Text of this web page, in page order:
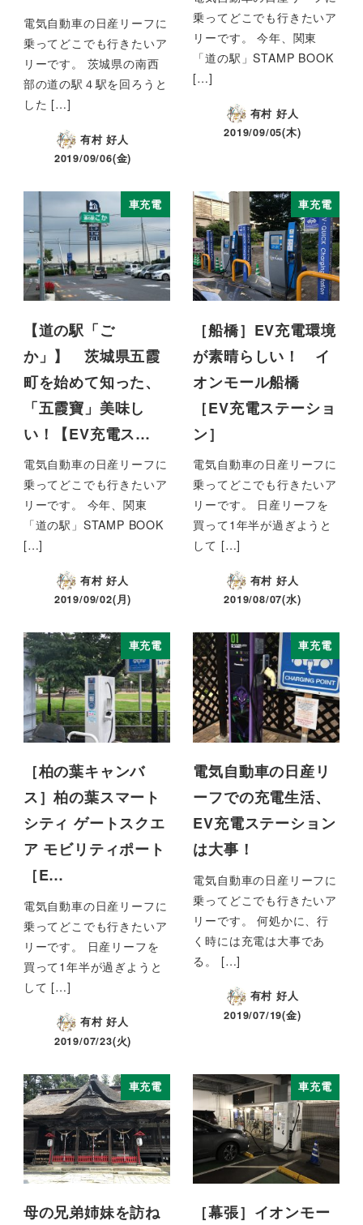
電気自動車の日産リーフに
乗ってどこでも行きたいア
リーです。 茨城県の南西
部の道の駅４駅を回ろうと
した […]
有村 好人
2019/09/06(金)
乗ってどこでも行きたいア
リーです。 今年、関東
「道の駅」STAMP BOOK
[…]
有村 好人
2019/09/05(木)
車充電
【道の駅「ご
か」】 茨城県五霞
町を始めて知った、
「五霞寶」美味し
い！【EV充電ス…
電気自動車の日産リーフに
乗ってどこでも行きたいア
リーです。 今年、関東
「道の駅」STAMP BOOK
[…]
有村 好人
2019/09/02(月)
車充電
［船橋］EV充電環境
が素晴らしい！ イ
オンモール船橋
［EV充電ステーショ
ン］
電気自動車の日産リーフに
乗ってどこでも行きたいア
リーです。 日産リーフを
買って1年半が過ぎようと
して […]
有村 好人
2019/08/07(水)
車充電
［柏の葉キャンバ
ス］柏の葉スマート
シティ ゲートスクエ
ア モビリティポート
［E…
電気自動車の日産リーフに
乗ってどこでも行きたいア
リーです。 日産リーフを
買って1年半が過ぎようと
して […]
有村 好人
2019/07/23(火)
車充電
電気自動車の日産リ
ーフでの充電生活、
EV充電ステーション
は大事！
電気自動車の日産リーフに
乗ってどこでも行きたいア
リーです。 何処かに、行
く時には充電は大事であ
る。 […]
有村 好人
2019/07/19(金)
車充電
母の兄弟姉妹を訪ね
車充電
［幕張］イオンモー